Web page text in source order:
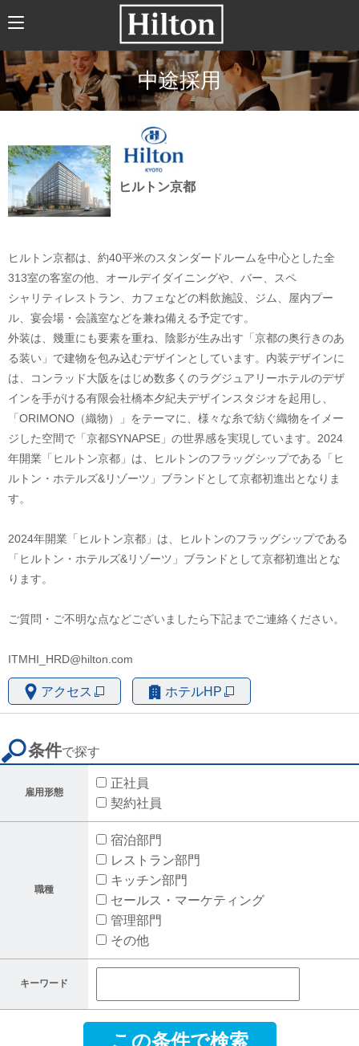
中途採用
ヒルトン京都
ヒルトン京都は、約40平米のスタンダードルームを中心とした全
313室の客室の他、オールデイダイニングや、バー、スペ
シャリティレストラン、カフェなどの料飲施設、ジム、屋内プー
ル、宴会場・会議室などを兼ね備える予定です。
外装は、幾重にも要素を重ね、陰影が生み出す「京都の奥行きのあ
る装い」で建物を包み込むデザインとしています。内装デザインに
は、コンラッド大阪をはじめ数多くのラグジュアリーホテルのデザ
インを手がける有限会社橋本夕紀夫デザインスタジオを起用し、
「ORIMONO（織物）」をテーマに、様々な糸で紡ぐ織物をイメー
ジした空間で「京都SYNAPSE」の世界感を実現しています。2024
年開業「ヒルトン京都」は、ヒルトンのフラッグシップである「ヒ
ルトン・ホテルズ&リゾーツ」ブランドとして京都初進出となりま
す。
2024年開業「ヒルトン京都」は、ヒルトンのフラッグシップである
「ヒルトン・ホテルズ&リゾーツ」ブランドとして京都初進出とな
ります。
ご質問・ご不明な点などございましたら下記までご連絡ください。
ITMHI_HRD@hilton.com
アクセス ホテルHP
条件で探す
雇用形態
正社員
契約社員
職種
宿泊部門
レストラン部門
キッチン部門
セールス・マーケティング
管理部門
その他
キーワード
ABOUT US
HILTONについて
トレーニング
企業文化
（社会貢献、職場環境、福利厚生）
求人情報
新卒採用について
募集要項
よくある質問
【新卒】RJET幹部候補
RJETの声
RJETの一日
RJETの一年
募集要項
中途採用
社員の声
よくある質問
パート・アルバイト採用
求人情報
プライバシーポリシー